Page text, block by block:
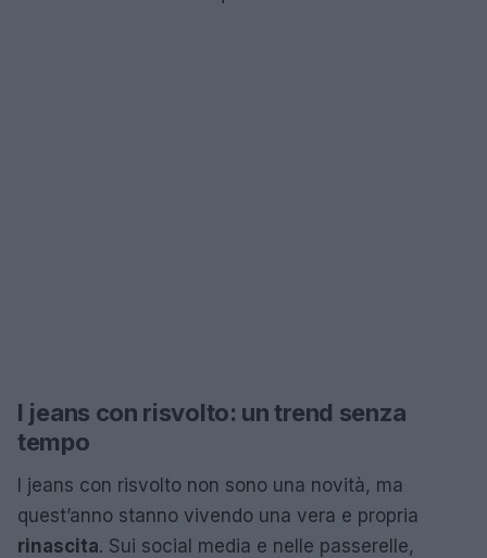
I jeans con risvolto: un trend senza
tempo
I jeans con risvolto non sono una novità, ma
quest’anno stanno vivendo una vera e propria
rinascita. Sui social media e nelle passerelle,